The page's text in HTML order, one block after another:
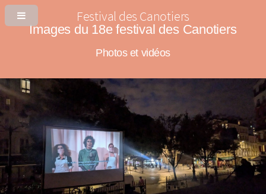
Festival des Canotiers
Images du 18e festival des Canotiers
Photos et vidéos